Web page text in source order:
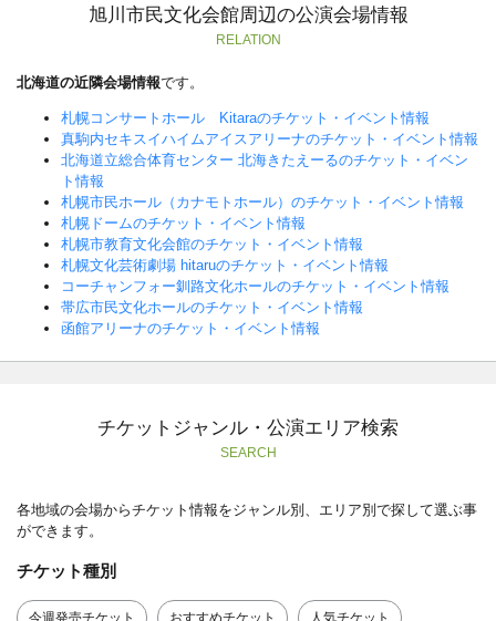
旭川市民文化会館周辺の公演会場情報
RELATION
北海道の近隣会場情報です。
札幌コンサートホール Kitaraのチケット・イベント情報
真駒内セキスイハイムアイスアリーナのチケット・イベント情報
北海道立総合体育センター 北海きたえーるのチケット・イベン
ト情報
札幌市民ホール（カナモトホール）のチケット・イベント情報
札幌ドームのチケット・イベント情報
札幌市教育文化会館のチケット・イベント情報
札幌文化芸術劇場 hitaruのチケット・イベント情報
コーチャンフォー釧路文化ホールのチケット・イベント情報
帯広市民文化ホールのチケット・イベント情報
函館アリーナのチケット・イベント情報
チケットジャンル・公演エリア検索
SEARCH
各地域の会場からチケット情報をジャンル別、エリア別で探して選ぶ事
ができます。
チケット種別
今週発売チケット おすすめチケット 人気チケット